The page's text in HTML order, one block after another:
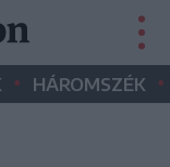
• HÁROMSZÉK •